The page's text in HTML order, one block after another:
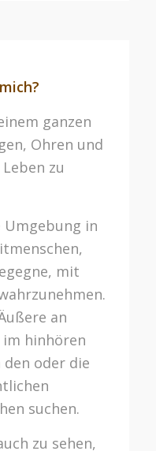
ganzen
Ohren und
zu
Umgebung in
mit
an
im hinhören
oder die
suchen.
zu sehen,